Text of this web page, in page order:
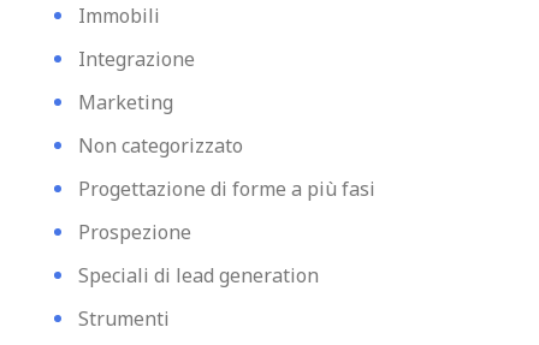
Immobili
Integrazione
Marketing
Non categorizzato
Progettazione di forme a più fasi
Prospezione
Speciali di lead generation
Strumenti